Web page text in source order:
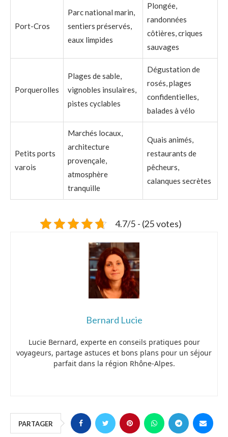
Port-Cros
Parc national marin,
sentiers préservés,
eaux limpides
Plongée,
randonnées
côtières, criques
sauvages
Porquerolles
Plages de sable,
vignobles insulaires,
pistes cyclables
Dégustation de
rosés, plages
confidentielles,
balades à vélo
Petits ports
varois
Marchés locaux,
architecture
provençale,
atmosphère
tranquille
Quais animés,
restaurants de
pêcheurs,
calanques secrètes
4.7/5 - (25 votes)
Bernard Lucie
Lucie Bernard, experte en conseils pratiques pour
voyageurs, partage astuces et bons plans pour un séjour
parfait dans la région Rhône-Alpes.
PARTAGER